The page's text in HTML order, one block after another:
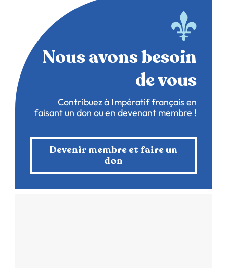
Nous avons besoin
de vous
Contribuez à Impératif français en
faisant un don ou en devenant membre !
Devenir membre et faire un
don